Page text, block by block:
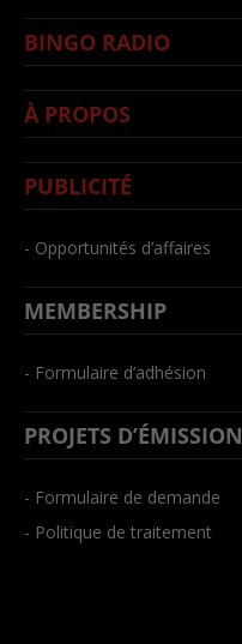
BINGO RADIO
À PROPOS
PUBLICITÉ
- Opportunités d’affaires
MEMBERSHIP
- Formulaire d’adhésion
PROJETS D’ÉMISSION
- Formulaire de demande
- Politique de traitement